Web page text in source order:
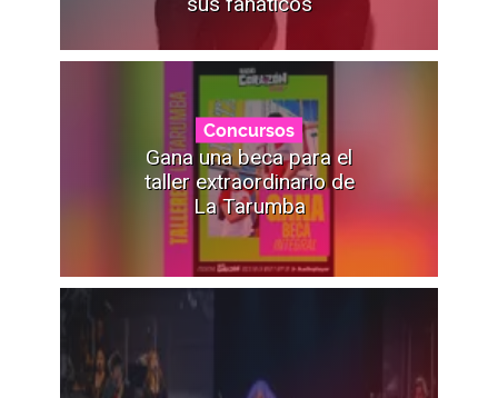
Concursos
Gana una beca para el
taller extraordinario de
La Tarumba